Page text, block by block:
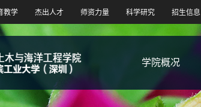
教学 杰出人才 师资力量 科学研究 招生信息
学院概况